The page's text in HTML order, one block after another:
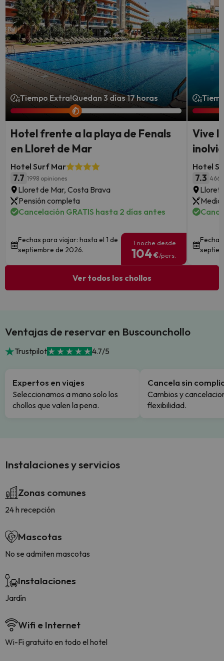
¡Tiempo Extra!Quedan 3 días 17 horas
Hotel frente a la playa de Fenals
en Lloret de Mar
Hotel Surf Mar
7.7 1998 opiniones
Lloret de Mar, Costa Brava
Pensión completa
Cancelación GRATIS hasta 2 días antes
Fechas para viajar: hasta el 1 de
septiembre de 2026.
1 noche desde
104€/pers.
Vive
Hotel
7.3
Lloret
Media
Ver todos los chollos
Ventajas de reservar en Buscounchollo
Trustpilot 4.7/5
Expertos en viajes
Seleccionamos a mano solo los
chollos que valen la pena.
Cancela sin
Cambios y
flexibilidad.
Instalaciones y servicios
Zonas comunes
24 h recepción
Mascotas
No se admiten mascotas
Instalaciones
Jardín
Wifi e Internet
Wi-Fi gratuito en todo el hotel